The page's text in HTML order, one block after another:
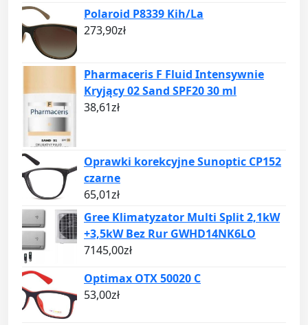
Polaroid P8339 Kih/La
273,90zł
Pharmaceris F Fluid Intensywnie
Kryjący 02 Sand SPF20 30 ml
38,61zł
Oprawki korekcyjne Sunoptic CP152
czarne
65,01zł
Gree Klimatyzator Multi Split 2,1kW
+3,5kW Bez Rur GWHD14NK6LO
7145,00zł
Optimax OTX 50020 C
53,00zł